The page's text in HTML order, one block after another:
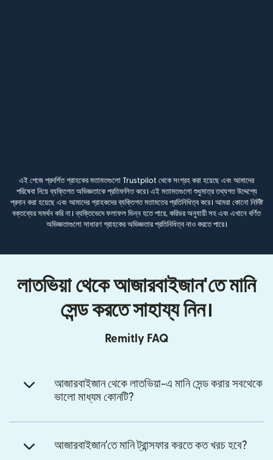
এই পেজে প্রদর্শিত গ্রাহকের মতামতগুলো Trustpilot থেকে সংগ্রহ করা হয়েছে এবং আমাদের
পরিষেবা নিয়ে ব্যক্তিগত অভিজ্ঞতাকে প্রতিফলিত করে। এই মতামতগুলো শুধুমাত্র তথ্যগত উদ্দেশ্যে
প্রদান করা হয়েছে এবং আমাদের গ্রাহকদের ব্যক্তিগত মতামতের প্রতিনিধিত্ব করে। আমরা কোনো নির্দিষ্ট
বক্তব্যের সমর্থন করি না। ব্যক্তিভেদে ফলাফল ভিন্ন হতে পারে, করিডর অনুযায়ী সহ এবং এখানে বর্ণিত
অভিজ্ঞতাগুলো সাধারণ গ্রাহকের অভিজ্ঞতার প্রতিনিধিত্ব নাও করতে পারে।
লাতভিয়া থেকে আজারবাইজান'তে মানি
সেন্ড করতে সাহায্য নিন।
Remitly FAQ
আজারবাইজান থেকে লাতভিয়া-এ মানি সেন্ড করার সবথেকে
ভালো মাধ্যম কোনটি?
আজারবাইজান'তে মানি ট্রান্সফার করতে কত খরচ হবে?